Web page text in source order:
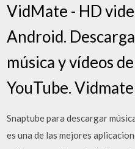
VidMate - HD
Android.
música y vídeos
YouTube.
Snaptube para descargar
es una de las mejores